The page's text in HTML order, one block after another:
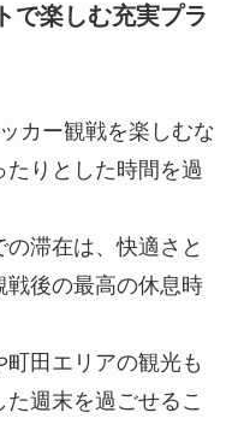
で楽しむ充実プラ
カー観戦を楽しむな
たりとした時間を過
の滞在は、快適さと
後の最高の休息時
田エリアの観光も
週末を過ごせるこ